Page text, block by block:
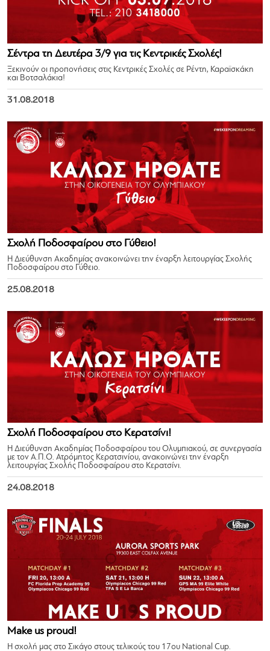
Σέντρα τη Δευτέρα 3/9 για τις Κεντρικές Σχολές!
Ξεκινούν οι προπονήσεις στις Κεντρικές Σχολές σε Ρέντη, Καραϊσκάκη
και Βοτσαλάκια!
31.08.2018
Σχολή Ποδοσφαίρου στο Γύθειο!
Η Διεύθυνση Ακαδημίας ανακοινώνει την έναρξη λειτουργίας Σχολής
Ποδοσφαίρου στο Γύθειο.
25.08.2018
Σχολή Ποδοσφαίρου στο Κερατσίνι!
Η Διεύθυνση Ακαδημίας Ποδοσφαίρου του Ολυμπιακού, σε συνεργασία
με τον Α.Π.Ο. Ατρόμητος Κερατσινίου, ανακοινώνει την έναρξη
λειτουργίας Σχολής Ποδοσφαίρου στο Κερατσίνι.
24.08.2018
Make us proud!
Η σχολή μας στο Σικάγο στους τελικούς του 17ου National Cup.